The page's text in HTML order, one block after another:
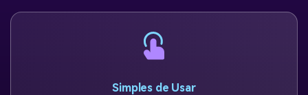
Simples de Usar